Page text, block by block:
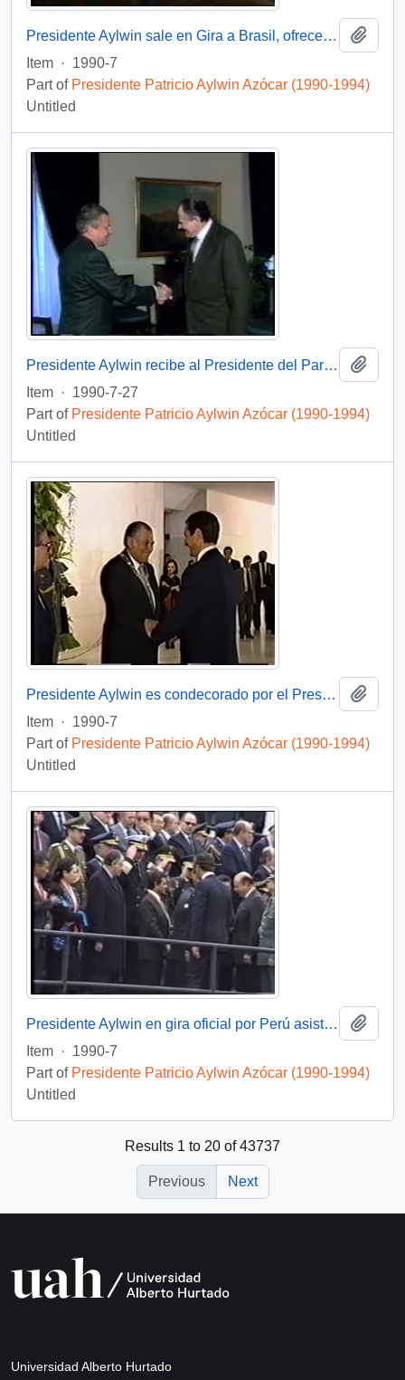
Presidente Aylwin sale en Gira a Brasil, ofrece entrevista : video
Item · 1990-7
Part of Presidente Patricio Aylwin Azócar (1990-1994)
Untitled
Presidente Aylwin recibe al Presidente del Parlamento Europeo en visita oficial a Chile: video
Item · 1990-7-27
Part of Presidente Patricio Aylwin Azócar (1990-1994)
Untitled
Presidente Aylwin es condecorado por el Presidente Collor de Mello en Brasil: video
Item · 1990-7
Part of Presidente Patricio Aylwin Azócar (1990-1994)
Untitled
Presidente Aylwin en gira oficial por Perú asiste a ceremonia militar con motivo del cambio de mando presidencial: video
Item · 1990-7
Part of Presidente Patricio Aylwin Azócar (1990-1994)
Untitled
Results 1 to 20 of 43737
Previous Next
Universidad Alberto Hurtado